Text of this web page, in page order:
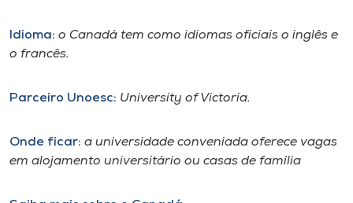
Unoesc
Store
o idioma
Idioma: o Canadá tem como idiomas oficiais o inglês e
o francês.
Parceiro Unoesc: University of Victoria.
Onde ficar: a universidade conveniada oferece vagas
em alojamento universitário ou casas de família